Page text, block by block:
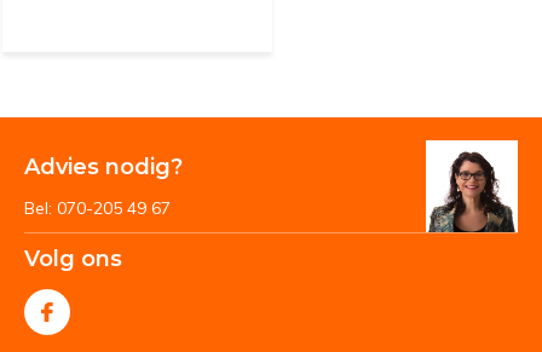
Advies nodig?
Bel: 070-205 49 67
Volg ons